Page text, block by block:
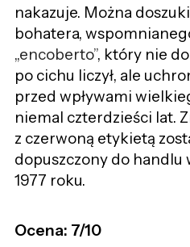
nakazuje. Można
bohatera,
„encoberto”, który nie
po cichu liczył, ale
przed wpływami
niemal czterdzieści lat.
z czerwoną etykietą
dopuszczony do
1977 roku.
Ocena: 7/10